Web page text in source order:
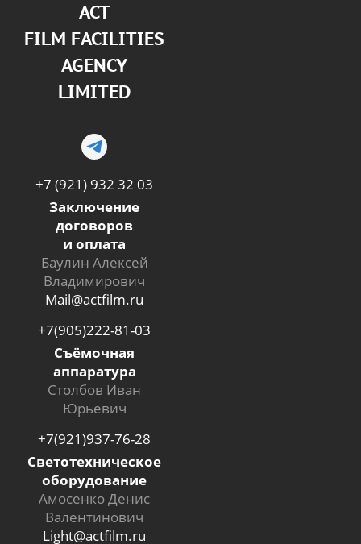
АСТ
FILM FACILITIES
AGENCY
LIMITED
+7 (921) 932 32 03
Заключение
договоров
и оплата
Баулин Алексей
Владимирович
Mail@actfilm.ru
+7(905)222-81-03
Съёмочная
аппаратура
Столбов Иван
Юрьевич
+7(921)937-76-28
Светотехническое
оборудование
Амосенко Денис
Валентинович
Light@actfilm.ru